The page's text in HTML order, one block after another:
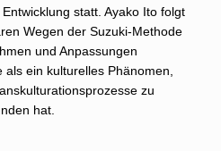
statt. Ayako Ito folgt
Wegen der Suzuki-Methode
und Anpassungen
ein kulturelles Phänomen,
zu
hat.